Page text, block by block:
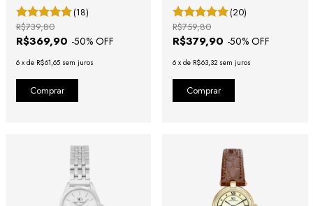
(18)
R$369,90 -50% OFF
R$739,80
6 x de R$61,65 sem juros
(20)
R$379,90 -50% OFF
R$759,80
6 x de R$63,32 sem juros